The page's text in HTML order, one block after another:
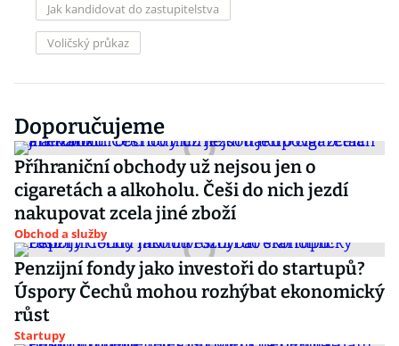
Jak kandidovat do zastupitelstva
Voličský průkaz
Doporučujeme
Příhraniční obchody už nejsou jen o
cigaretách a alkoholu. Češi do nich jezdí
nakupovat zcela jiné zboží
Obchod a služby
Penzijní fondy jako investoři do startupů?
Úspory Čechů mohou rozhýbat ekonomický
růst
Startupy